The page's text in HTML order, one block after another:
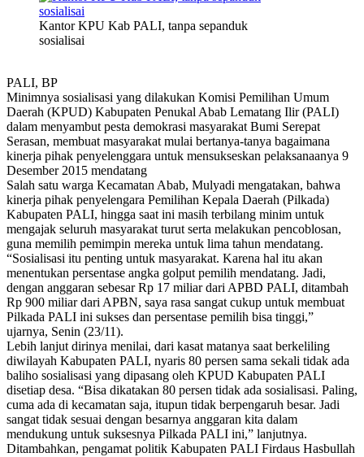
Kantor KPU Kab PALI, tanpa sepanduk
sosialisai
PALI, BP
Minimnya sosialisasi yang dilakukan Komisi Pemilihan Umum
Daerah (KPUD) Kabupaten Penukal Abab Lematang Ilir (PALI)
dalam menyambut pesta demokrasi masyarakat Bumi Serepat
Serasan, membuat masyarakat mulai bertanya-tanya bagaimana
kinerja pihak penyelenggara untuk mensukseskan pelaksanaanya 9
Desember 2015 mendatang
Salah satu warga Kecamatan Abab, Mulyadi mengatakan, bahwa
kinerja pihak penyelengara Pemilihan Kepala Daerah (Pilkada)
Kabupaten PALI, hingga saat ini masih terbilang minim untuk
mengajak seluruh masyarakat turut serta melakukan pencoblosan,
guna memilih pemimpin mereka untuk lima tahun mendatang.
“Sosialisasi itu penting untuk masyarakat. Karena hal itu akan
menentukan persentase angka golput pemilih mendatang. Jadi,
dengan anggaran sebesar Rp 17 miliar dari APBD PALI, ditambah
Rp 900 miliar dari APBN, saya rasa sangat cukup untuk membuat
Pilkada PALI ini sukses dan persentase pemilih bisa tinggi,”
ujarnya, Senin (23/11).
Lebih lanjut dirinya menilai, dari kasat matanya saat berkeliling
diwilayah Kabupaten PALI, nyaris 80 persen sama sekali tidak ada
baliho sosialisasi yang dipasang oleh KPUD Kabupaten PALI
disetiap desa. “Bisa dikatakan 80 persen tidak ada sosialisasi. Paling,
cuma ada di kecamatan saja, itupun tidak berpengaruh besar. Jadi
sangat tidak sesuai dengan besarnya anggaran kita dalam
mendukung untuk suksesnya Pilkada PALI ini,” lanjutnya.
Ditambahkan, pengamat politik Kabupaten PALI F‎irdaus Hasbullah